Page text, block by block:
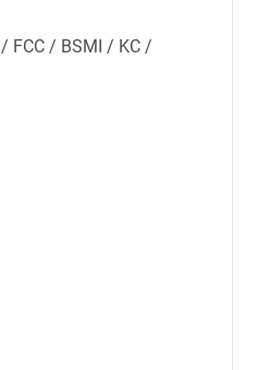
FCC / BSMI / KC /